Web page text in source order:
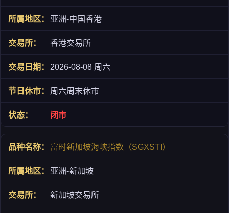
亚洲-中国香港
香港交易所
2026-08-08 周六
周六周末休市
闭市
富时新加坡海峡指数（SGXSTI）
亚洲-新加坡
新加坡交易所